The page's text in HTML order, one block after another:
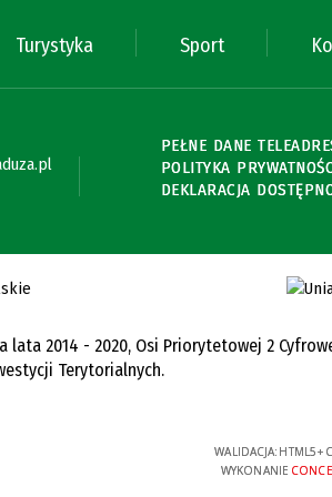
Turystyka Sport
PEŁNE DANE
POLITYKA
DEKLARACJA
lata 2014 - 2020, Osi Priorytetowej 2
Terytorialnych.
WALIDACJA: HTML5+
WYKONANIE